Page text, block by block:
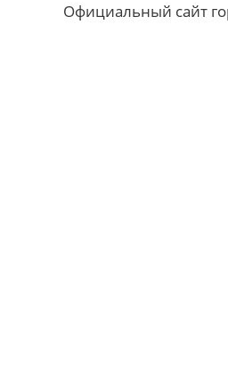
Официальный сайт